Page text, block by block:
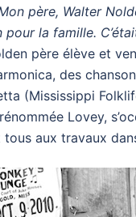
père, Walter
pour la famille.
père élève et
des
(Mississippi
Lovey,
aux travaux